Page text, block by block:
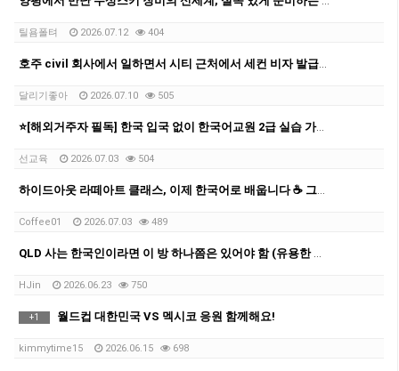
틸욤폴텨 2026.07.12 404
달리기좋아 2026.07.10 505
⭐[해외거주자 필독] 한국 입국 없이 한국어교원 2급 실습 가능한 마지막 반입니다
선교육 2026.07.03 504
Coffee01 2026.07.03 489
HJin 2026.06.23 750
+1 월드컵 대한민국 VS 멕시코 응원 함께해요!
kimmytime15 2026.06.15 698